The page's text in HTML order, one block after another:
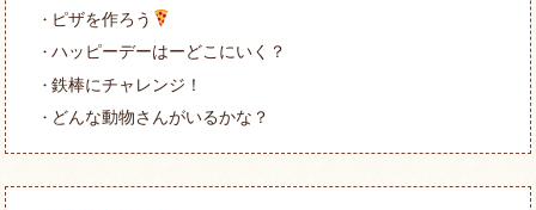
ピザを作ろう
ハッピーデーはーどこにいく？
鉄棒にチャレンジ！
どんな動物さんがいるかな？